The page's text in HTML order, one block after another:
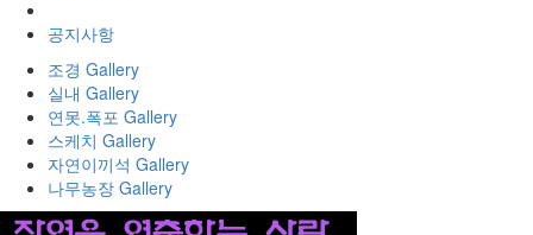
공지사항
조경 Gallery
실내 Gallery
연못.폭포 Gallery
스케치 Gallery
자연이끼석 Gallery
나무농장 Gallery